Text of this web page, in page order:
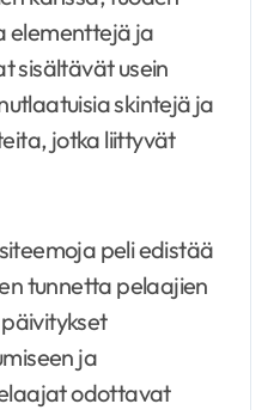
elementtejä ja
sisältävät usein
skintejä ja
jotka liittyvät
peli edistää
tunnetta pelaajien
ja
odottavat